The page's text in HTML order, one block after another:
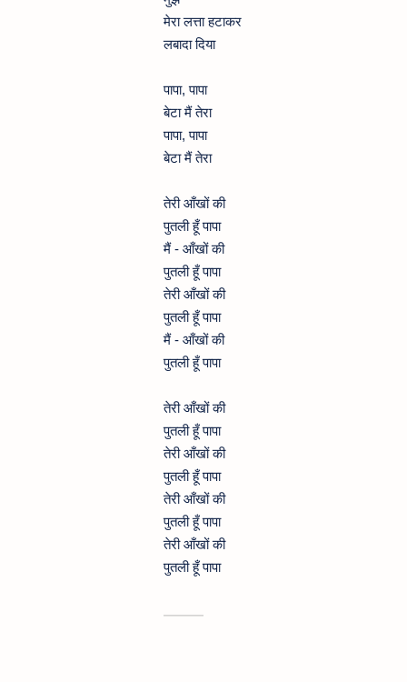
मेरा लत्ता हटाकर
लबादा दिया
पापा, पापा
बेटा मैं तेरा
पापा, पापा
बेटा मैं तेरा
तेरी आँखों की
पुतली हूँ पापा
मैं - आँखों की
पुतली हूँ पापा
तेरी आँखों की
पुतली हूँ पापा
मैं - आँखों की
पुतली हूँ पापा
तेरी आँखों की
पुतली हूँ पापा
तेरी आँखों की
पुतली हूँ पापा
तेरी आँखों की
पुतली हूँ पापा
तेरी आँखों की
पुतली हूँ पापा